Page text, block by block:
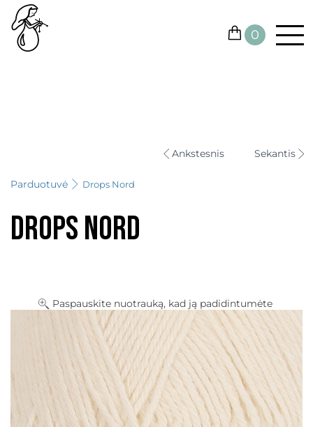
0
VIRBALAI IR VĄŠELIAI
DOVANŲ KUPONAI
Ankstesnis Sekantis
Parduotuvė Drops Nord
Drops Nord
Paspauskite nuotrauką, kad ją padidintumėte